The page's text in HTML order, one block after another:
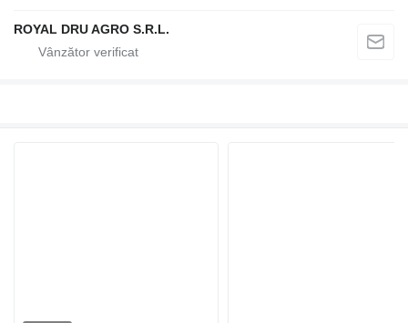
ROYAL DRU AGRO S.R.L.